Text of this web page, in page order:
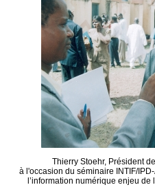
Thierry Stoehr, Président
à l'occasion du séminaire INTIF/
l’information numérique enjeu